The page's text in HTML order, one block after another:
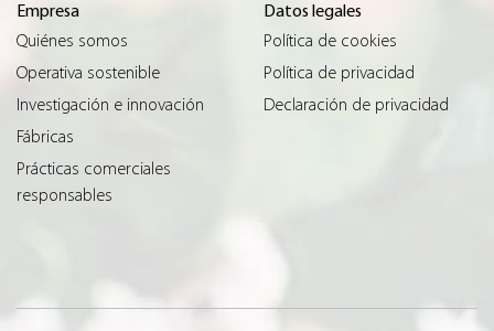
Empresa
Quiénes somos
Operativa sostenible
Investigación e innovación
Fábricas
Prácticas comerciales
responsables
Datos legales
Política de cookies
Política de privacidad
Declaración de privacidad